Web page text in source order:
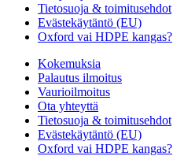
Tietosuoja & toimitusehdot
Evästekäytäntö (EU)
Oxford vai HDPE kangas?
Kokemuksia
Palautus ilmoitus
Vaurioilmoitus
Ota yhteyttä
Tietosuoja & toimitusehdot
Evästekäytäntö (EU)
Oxford vai HDPE kangas?